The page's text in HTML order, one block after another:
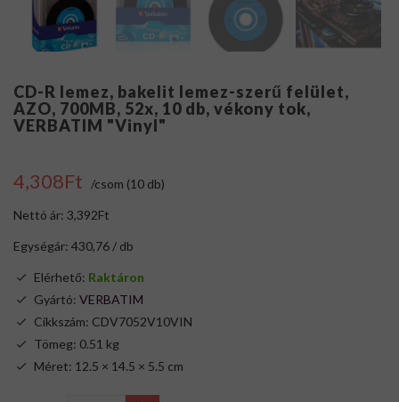
CD-R lemez, bakelit lemez-szerű felület,
AZO, 700MB, 52x, 10 db, vékony tok,
VERBATIM "Vinyl"
4,308Ft /csom (10 db)
Nettó ár: 3,392Ft
Egységár: 430,76 / db
Elérhető: Raktáron
Gyártó: VERBATIM
Cikkszám: CDV7052V10VIN
Tömeg: 0.51 kg
Méret: 12.5 × 14.5 × 5.5 cm